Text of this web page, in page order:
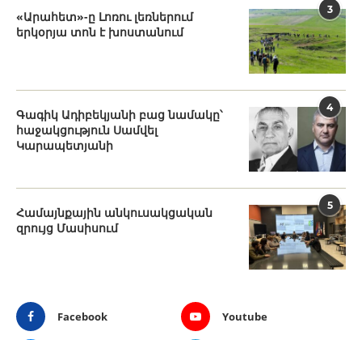
3
«Արահետ»-ը Լոռու լեռներում
երկօրյա տոն է խոստանում
4
Գագիկ Ադիբեկյանի բաց նամակը՝
հաջակցություն Սամվել
Կարապետյանի
5
Համայնքային անկուսակցական
զրույց Մասիսում
Facebook Youtube